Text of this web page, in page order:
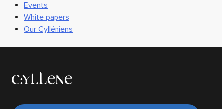
Events
White papers
Our Cylléniens